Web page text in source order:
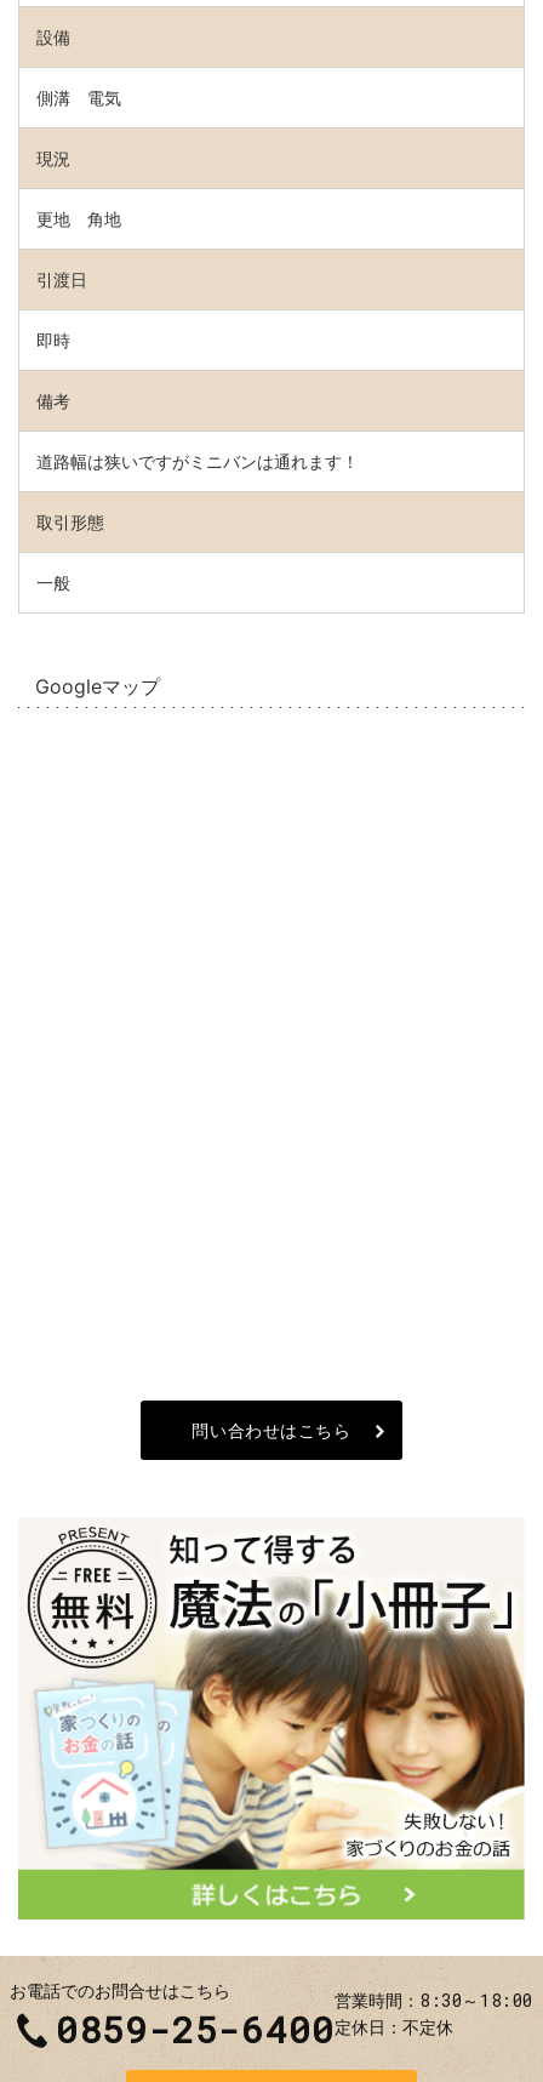
設備
側溝 電気
現況
更地 角地
引渡日
即時
備考
道路幅は狭いですがミニバンは通れます！
取引形態
一般
Googleマップ
問い合わせはこちら
お電話でのお問合せはこちら
0859-25-6400
営業時間 8:30～18:00
定休日 不定休